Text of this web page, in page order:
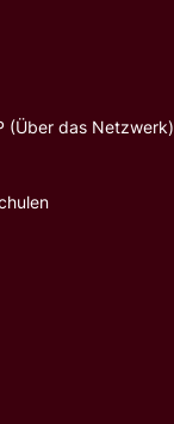
(Über das Netzwerk)